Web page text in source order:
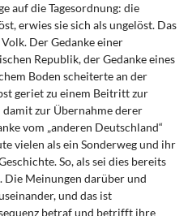
auf die Tagesordnung: die
erwies sie sich als ungelöst. Das
Der Gedanke einer
Republik, der Gedanke eines
Boden scheiterte an der
geriet zu einem Beitritt zur
zur Übernahme derer
vom „anderen Deutschland“
vielen als ein Sonderweg und ihr
So, als sei dies bereits
Die Meinungen darüber und
und das ist
betraf und betrifft ihre